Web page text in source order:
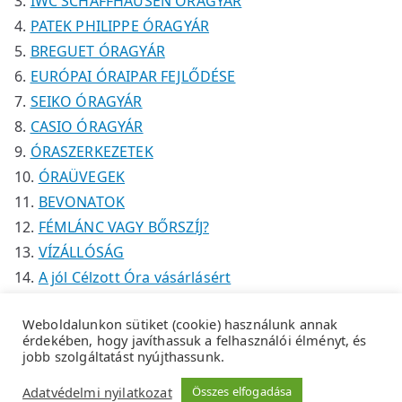
PATEK PHILIPPE ÓRAGYÁR
BREGUET ÓRAGYÁR
EURÓPAI ÓRAIPAR FEJLŐDÉSE
SEIKO ÓRAGYÁR
CASIO ÓRAGYÁR
ÓRASZERKEZETEK
ÓRAÜVEGEK
BEVONATOK
FÉMLÁNC VAGY BŐRSZÍJ?
VÍZÁLLÓSÁG
A jól Célzott Óra vásárlásért
Tempus Óraszaküzlet.Adatkezelési
Weboldalunkon sütiket (cookie) használunk annak
érdekében, hogy javíthassuk a felhasználói élményt, és
jobb szolgáltatást nyújthassunk.
Adatvédelmi nyilatkozat
Összes elfogadása